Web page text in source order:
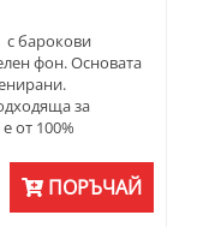
с барокови
фон. Основата
за
от 100%
ПОРЪЧАЙ